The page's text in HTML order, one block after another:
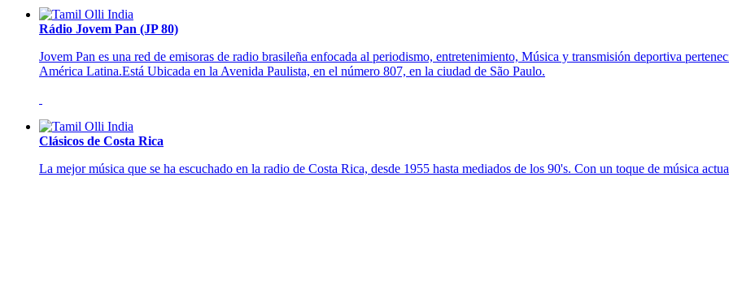
Rádio Jovem Pan (JP 80)
Jovem Pan es una red de emisoras de radio brasileña enfocada al periodismo, entretenimiento, Música y transmisión deportiva
América Latina.Está Ubicada en la Avenida Paulista, en el número 807, en la ciudad de São Paulo.
Clásicos de Costa Rica
La mejor música que se ha escuchado en la radio de Costa Rica, desde 1955 hasta mediados de los 90's. Con un toque de música